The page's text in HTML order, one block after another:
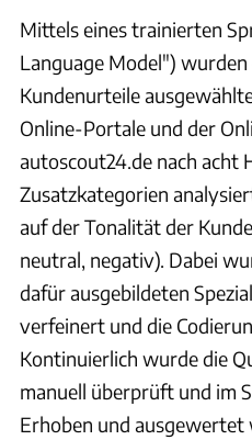
Mittels eines trainierten
Language Model")
Kundenurteile
Online-Portale und der
autoscout24.de nach acht
Zusatzkategorien
auf der Tonalität der
neutral, negativ). Dabei
dafür ausgebildeten
verfeinert und die
Kontinuierlich wurde die
manuell überprüft und im
Erhoben und ausgewertet